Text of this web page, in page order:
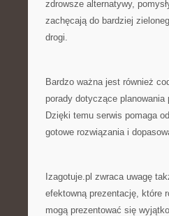
zdrowsze alternatywy,
zachęcają do bardziej
drogi.
Bardzo ważna jest również
porady dotyczące planowania
Dzięki temu serwis pomaga
gotowe rozwiązania i
Izagotuje.pl zwraca uwagę
efektowną prezentację, które
mogą prezentować się